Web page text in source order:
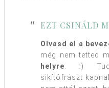
EZT CSINÁLD
Olvasd el a
még nem tetted
helyre . :)
sikítófrászt